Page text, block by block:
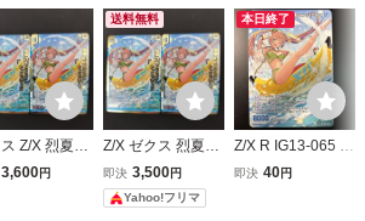
Z/X 烈夏の
ッグス シェ
3,600円
送料無料
Z/X ゼクス 烈夏の
XIフラッグス シェ
スパティエ ホロS
R2枚
即決 3,500円
Yahoo!フリマ
本日終了
Z/X R IG13-065 烈
夏のXIフラッグス
即決 40円